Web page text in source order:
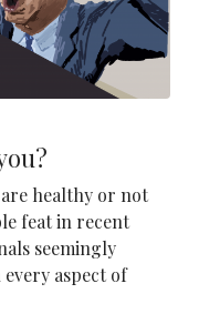
healthy or not
feat in recent
seemingly
aspect of